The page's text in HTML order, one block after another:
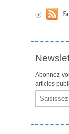
Abonnez-
articles
Email